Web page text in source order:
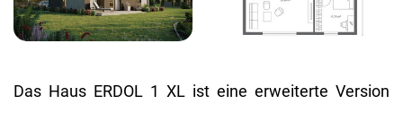
Das Haus ERDOL 1 XL ist eine er­wei­ter­te Ver­si­on